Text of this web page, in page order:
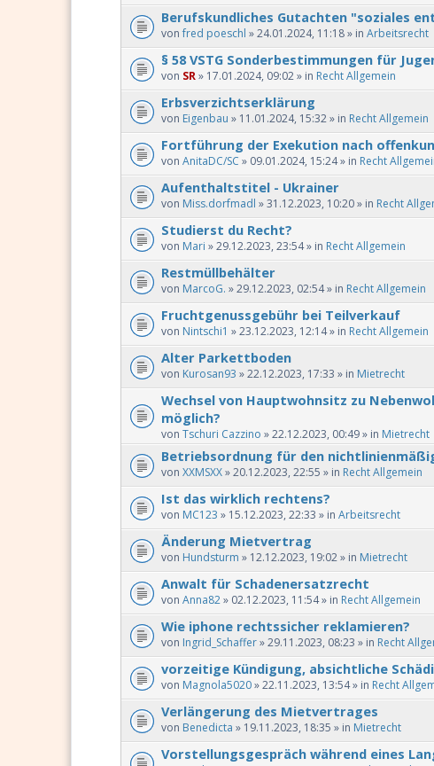
Berufskundliches Gutachten "soziales
vonfred poeschl » 24.01.2024, 11:18 » in Arbeitsrecht
§ 58 VSTG Sonderbestimmungen für
von SR» 17.01.2024, 09:02 » in Recht Allgemein
Erbsverzichtserklärung
von Eigenbau » 11.01.2024, 15:32 » in Recht Allgemein
Fortführung der Exekution nach
von AnitaDC/SC » 09.01.2024, 15:24 » in Recht
Aufenthaltstitel - Ukrainer
von Miss.dorfmadl » 31.12.2023, 10:20 » in Recht
Studierst du Recht?
von Mari » 29.12.2023, 23:54 » in Recht Allgemein
Restmüllbehälter
von MarcoG. » 29.12.2023, 02:54 » in Recht Allgemein
Fruchtgenussgebühr bei Teilverkauf
von Nintschi1 » 23.12.2023, 12:14 » in Recht Allgemein
Alter Parkettboden
von Kurosan93 » 22.12.2023, 17:33 » in Mietrecht
Wechsel von Hauptwohnsitz zu
möglich?
von Tschuri Cazzino » 22.12.2023, 00:49 » in Mietrecht
Betriebsordnung für den
von XXMSXX» 20.12.2023, 22:55 » in Recht Allgemein
Ist das wirklich rechtens?
von MC123 » 15.12.2023, 22:33 » in Arbeitsrecht
Änderung Mietvertrag
von Hundsturm » 12.12.2023, 19:02 » in Mietrecht
Anwalt für Schadenersatzrecht
von Anna82» 02.12.2023, 11:54 » in Recht Allgemein
Wie iphone rechtssicher reklamieren?
von Ingrid_Schaffer» 29.11.2023, 08:23 » in Recht
vorzeitige Kündigung, absichtliche
von Magnola5020» 22.11.2023, 13:54 » in Recht
Verlängerung des Mietvertrages
von Benedicta » 19.11.2023, 18:35 » in Mietrecht
Vorstellungsgespräch während eines